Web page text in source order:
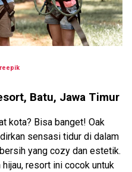
Batu, Jawa Timur
kota? Bisa banget! Oak
sensasi tidur di dalam
yang cozy dan estetik.
resort ini cocok untuk